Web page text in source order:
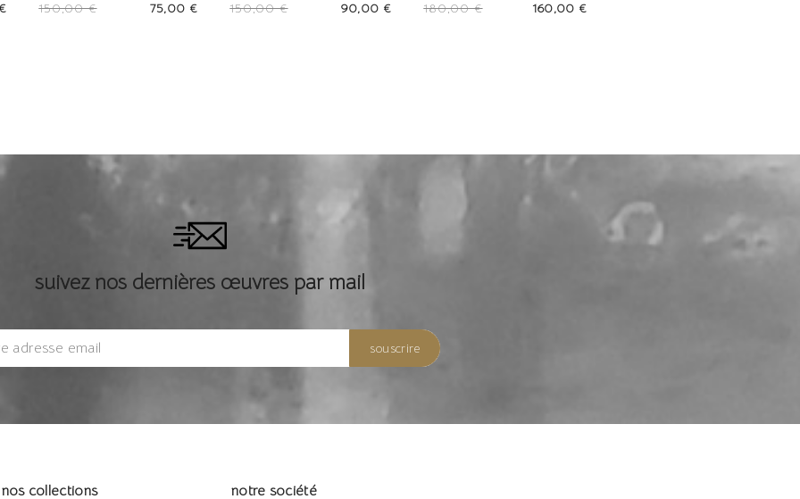
Prix
150,00 € Prix
75,00 €
Prix
150,00 € Prix
90,00 €
Prix
180,00 € Prix
160,00 €
suivez nos dernières œuvres par mail
nos collections notre société